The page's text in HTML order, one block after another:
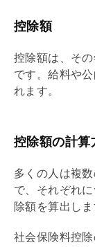
控除額
控除額は、そ
です。給料や
れます。
控除額の計算
多くの人は複
で、それぞれ
除額を算出しま
社会保険料控